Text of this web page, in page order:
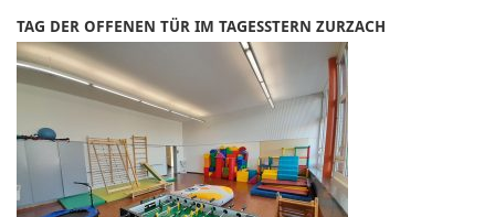
TAG DER OFFENEN TÜR IM TAGESSTERN ZURZACH